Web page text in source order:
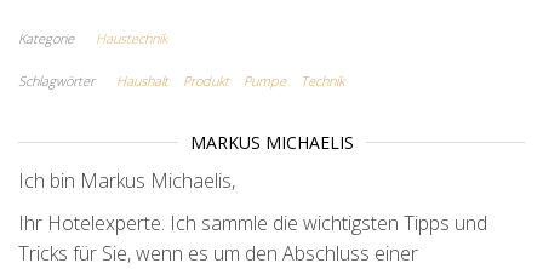
Kategorie Haustechnik
Schlagwörter Haushalt Produkt Pumpe Technik
MARKUS MICHAELIS
Ich bin Markus Michaelis,
Ihr Hotelexperte. Ich sammle die wichtigsten Tipps und
Tricks für Sie, wenn es um den Abschluss einer